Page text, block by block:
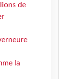
de
la